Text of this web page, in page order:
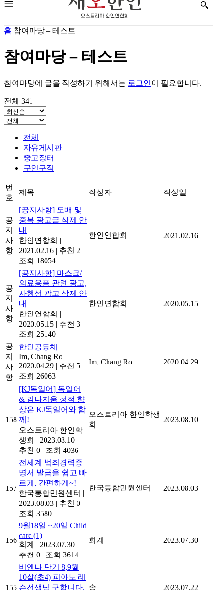
홈 참여마당 – 테스트
참여마당 – 테스트
참여마당에 글을 작성하기 위해서는 로그인이 필요합니다.
전체 341
전체
자유게시판
중고장터
구인구직
번
호
제목 작성자 작성일
공
지
사
항
[공지사항] 도배 및
중복 광고글 삭제 안
내
한인연합회 |
2021.02.16 | 추천 2 |
조회 18054
한인연합회 2021.02.16
공
지
사
항
[공지사항] 마스크/
의료용품 관련 광고,
사행성 광고 삭제 안
내
한인연합회 |
2020.05.15 | 추천 3 |
조회 25140
한인연합회 2020.05.15
공
지
사
항
한인공동체
Im, Chang Ro |
2020.04.29 | 추천 5 |
조회 26063
Im, Chang Ro 2020.04.29
158
[KJ독일어] 독일어
& 김나지움 성적 향
상은 KJ독일어와 함
께!
오스트리아 한인학
생회 | 2023.08.10 |
추천 0 | 조회 4036
오스트리아 한인학생
회
2023.08.10
157
전세계 범죄경력증
명서 발급을 쉽고 빠
르게, 간편하게~!
한국통합민원센터 |
2023.08.03 | 추천 0 |
조회 3580
한국통합민원센터 2023.08.03
156
9월18일 ~20일 Child
care (1)
회계 | 2023.07.30 |
추천 0 | 조회 3614
회계 2023.07.30
155
비엔나 단기 8,9월
10살(초4) 피아노 레
슨선생님 구합니다. 송 2023.07.22